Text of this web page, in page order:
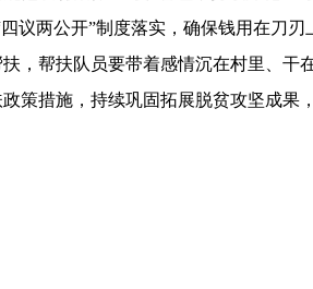
四议两公开”制度落实，确保钱用在刀
，帮扶队员要带着感情沉在村里、干
策措施，持续巩固拓展脱贫攻坚成果